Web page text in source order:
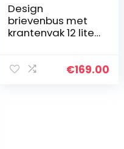
Design
brievenbus met
krantenvak 12 liter
7016) MOCAVI Box
€169.00